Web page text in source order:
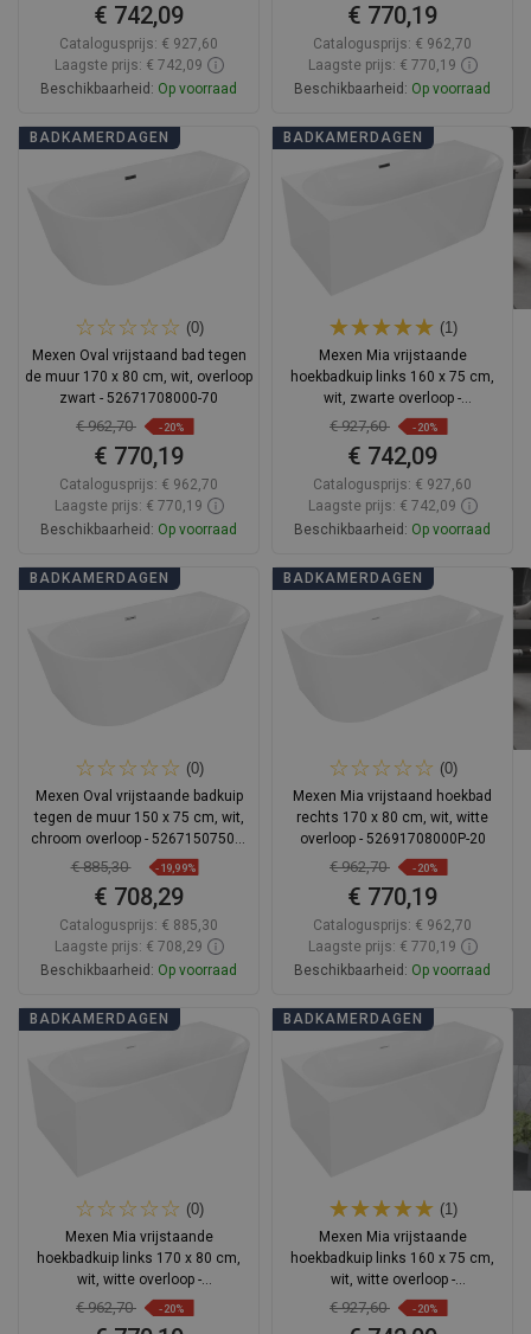
€ 742,09
Catalogusprijs: € 927,60
Laagste prijs: € 742,09
Beschikbaarheid: Op voorraad
In winkelwagen
€ 770,19
Catalogusprijs: € 962,70
Laagste prijs: € 770,19
Beschikbaarheid: Op voorraad
In winkelwagen
BADKAMERDAGEN
(0)
Mexen Oval vrijstaand bad tegen
de muur 170 x 80 cm, wit, overloop
zwart - 52671708000-70
€ 962,70 -20%
€ 770,19
Catalogusprijs: € 962,70
Laagste prijs: € 770,19
Beschikbaarheid: Op voorraad
In winkelwagen
BADKAMERDAGEN
(1)
Mexen Mia vrijstaande
hoekbadkuip links 160 x 75 cm,
wit, zwarte overloop -
52691607500L-70
€ 927,60 -20%
€ 742,09
Catalogusprijs: € 927,60
Laagste prijs: € 742,09
Beschikbaarheid: Op voorraad
In winkelwagen
BADKAMERDAGEN
(0)
Mexen Oval vrijstaande badkuip
tegen de muur 150 x 75 cm, wit,
chroom overloop - 52671507500-
€ 885,30 -19,99%
€ 708,29
Catalogusprijs: € 885,30
Laagste prijs: € 708,29
Beschikbaarheid: Op voorraad
In winkelwagen
BADKAMERDAGEN
(0)
Mexen Mia vrijstaand hoekbad
rechts 170 x 80 cm, wit, witte
overloop - 52691708000P-20
€ 962,70 -20%
€ 770,19
Catalogusprijs: € 962,70
Laagste prijs: € 770,19
Beschikbaarheid: Op voorraad
In winkelwagen
BADKAMERDAGEN
(0)
Mexen Mia vrijstaande
hoekbadkuip links 170 x 80 cm,
wit, witte overloop -
52691708000L-20
€ 962,70 -20%
BADKAMERDAGEN
(1)
Mexen Mia vrijstaande
hoekbadkuip links 160 x 75 cm,
wit, witte overloop -
52691607500L-20
€ 927,60 -20%